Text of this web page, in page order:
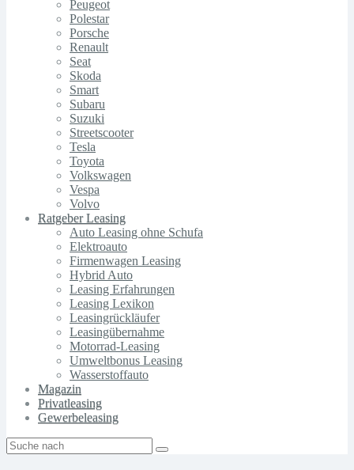
Peugeot
Polestar
Porsche
Renault
Seat
Skoda
Smart
Subaru
Suzuki
Streetscooter
Tesla
Toyota
Volkswagen
Vespa
Volvo
Ratgeber Leasing
Auto Leasing ohne Schufa
Elektroauto
Firmenwagen Leasing
Hybrid Auto
Leasing Erfahrungen
Leasing Lexikon
Leasingrückläufer
Leasingübernahme
Motorrad-Leasing
Umweltbonus Leasing
Wasserstoffauto
Magazin
Privatleasing
Gewerbeleasing